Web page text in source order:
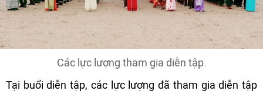
Các lực lượng tham gia diễn tập.
Tại buổi diễn tập, các lực lượng đã tham gia diễn tập